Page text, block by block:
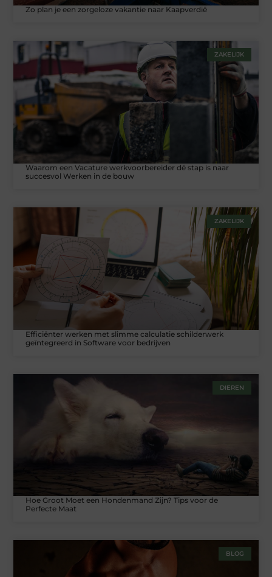
Zo plan je een zorgeloze vakantie naar Kaapverdië
ZAKELIJK
Waarom een Vacature werkvoorbereider dé stap is naar
succesvol Werken in de bouw
ZAKELIJK
Efficiënter werken met slimme calculatie schilderwerk
geïntegreerd in Software voor bedrijven
DIEREN
Hoe Groot Moet een Hondenmand Zijn? Tips voor de
Perfecte Maat
BLOG